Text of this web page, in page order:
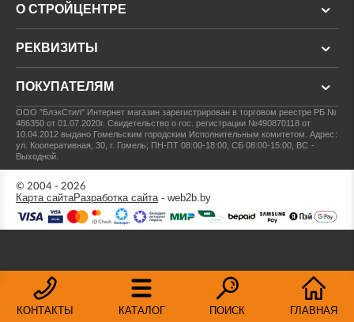
КОНТАКТЫ КАТАЛОГ ПОИСК ГЛАВНАЯ
О СТРОЙЦЕНТРЕ
РЕКВИЗИТЫ
ПОКУПАТЕЛЯМ
ООО "БлэкСтил" Интернет магазин зарегистрирован в торговом реестре РБ №
486350 от 01.07.2020г.Свидетельство о гос. регистрации №490870118 от
10.04.2012 выдано Гомельским городским Исполнительным комитетом.Адрес:
ул. Кооперативная, 30, г. Гомель; ПН-ПТ 08:00-18:00, СБ 08:00-15:00, ВС -
Выходной.
© 2004 - 2026
Карта сайтаРазработка сайта- web2b.by